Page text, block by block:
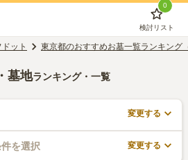
0
検討リスト
ット 東京都のおすすめお墓一覧ランキング
墓地ランキング・一覧
変更する
を選択 変更する